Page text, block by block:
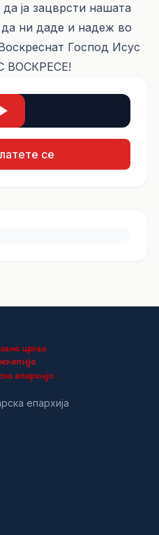
ја зацврсти нашата
ни даде и надеж во
Господ Исус
ВОСКРЕСЕ!
се
епархија